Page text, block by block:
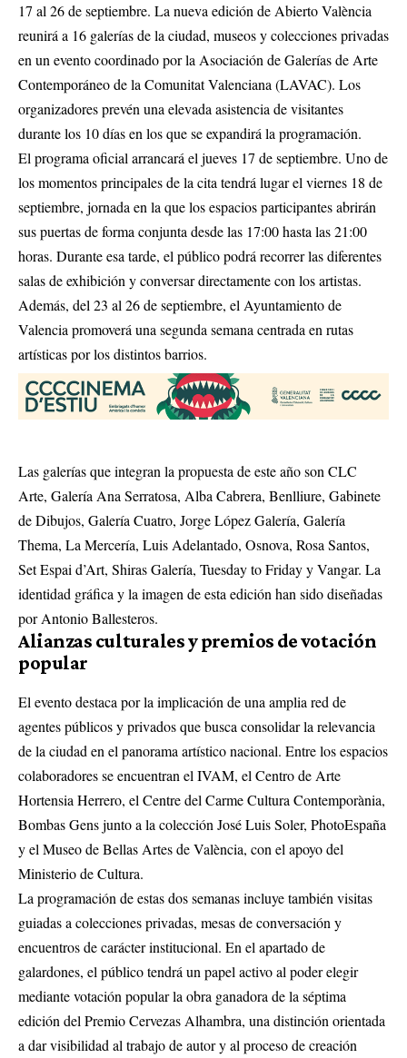
17 al 26 de septiembre. La nueva edición de Abierto València
reunirá a 16 galerías de la ciudad, museos y colecciones privadas
en un evento coordinado por la Asociación de Galerías de Arte
Contemporáneo de la Comunitat Valenciana (LAVAC). Los
organizadores prevén una elevada asistencia de visitantes
durante los 10 días en los que se expandirá la programación.
El programa oficial arrancará el jueves 17 de septiembre. Uno de
los momentos principales de la cita tendrá lugar el viernes 18 de
septiembre, jornada en la que los espacios participantes abrirán
sus puertas de forma conjunta desde las 17:00 hasta las 21:00
horas. Durante esa tarde, el público podrá recorrer las diferentes
salas de exhibición y conversar directamente con los artistas.
Además, del 23 al 26 de septiembre, el Ayuntamiento de
Valencia promoverá una segunda semana centrada en rutas
artísticas por los distintos barrios.
Las galerías que integran la propuesta de este año son CLC
Arte, Galería Ana Serratosa, Alba Cabrera, Benlliure, Gabinete
de Dibujos, Galería Cuatro, Jorge López Galería, Galería
Thema, La Mercería, Luis Adelantado, Osnova, Rosa Santos,
Set Espai d’Art, Shiras Galería, Tuesday to Friday y Vangar. La
identidad gráfica y la imagen de esta edición han sido diseñadas
por Antonio Ballesteros.
Alianzas culturales y premios de votación
popular
El evento destaca por la implicación de una amplia red de
agentes públicos y privados que busca consolidar la relevancia
de la ciudad en el panorama artístico nacional. Entre los espacios
colaboradores se encuentran el IVAM, el Centro de Arte
Hortensia Herrero, el Centre del Carme Cultura Contemporània,
Bombas Gens junto a la colección José Luis Soler, PhotoEspaña
y el Museo de Bellas Artes de València, con el apoyo del
Ministerio de Cultura.
La programación de estas dos semanas incluye también visitas
guiadas a colecciones privadas, mesas de conversación y
encuentros de carácter institucional. En el apartado de
galardones, el público tendrá un papel activo al poder elegir
mediante votación popular la obra ganadora de la séptima
edición del Premio Cervezas Alhambra, una distinción orientada
a dar visibilidad al trabajo de autor y al proceso de creación